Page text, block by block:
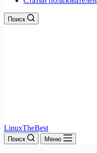
Поиск
LinuxTheBest
Поиск Меню